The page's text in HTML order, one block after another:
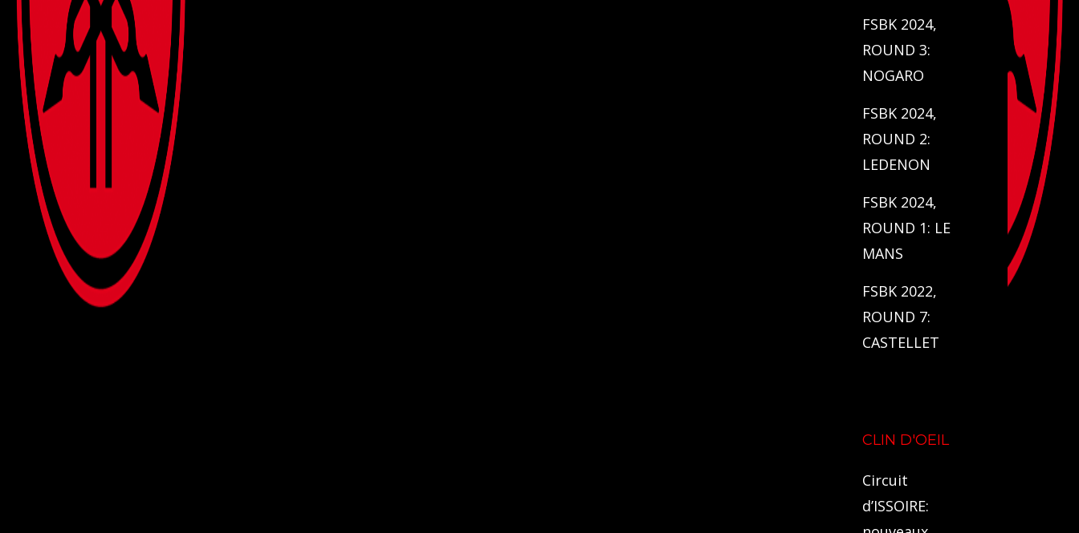
FSBK 2024,
ROUND 3:
NOGARO
FSBK 2024,
ROUND 2:
LEDENON
FSBK 2024,
ROUND 1: LE
MANS
FSBK 2022,
ROUND 7:
CASTELLET
CLIN D'OEIL
Circuit
d’ISSOIRE: